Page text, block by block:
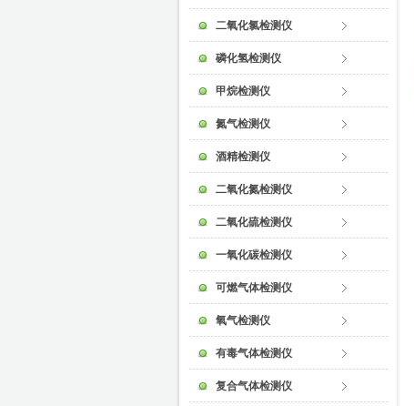
二氧化氯检测仪
磷化氢检测仪
甲烷检测仪
氮气检测仪
酒精检测仪
二氧化氮检测仪
二氧化硫检测仪
一氧化碳检测仪
可燃气体检测仪
氧气检测仪
有毒气体检测仪
复合气体检测仪